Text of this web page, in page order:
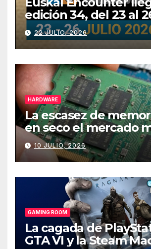
edición 34, del 23 al
julio
22 JULIO, 2026
HARDWARE
La escasez de
en seco el mercado
de PCs
10 JULIO, 2026
GAMING ROOM
La cagada de
GTA VI y la Steam